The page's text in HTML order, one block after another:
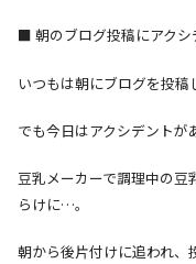
■ 朝のブログ投稿にアクシ
いつもは朝にブログを投稿
でも今日はアクシデントが
豆乳メーカーで調理中の
らけに…。
朝から後片付けに追われ、